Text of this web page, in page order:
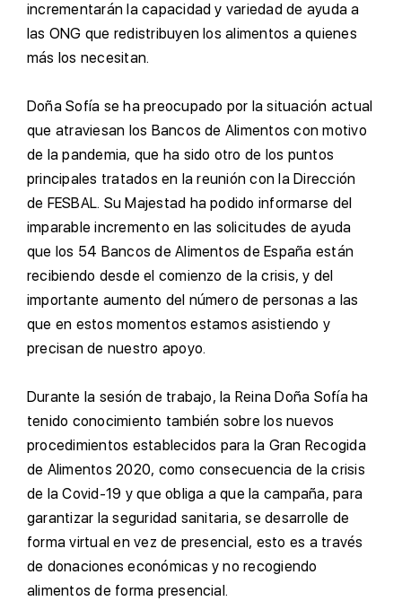
incrementarán la capacidad y variedad de ayuda a
las ONG que redistribuyen los alimentos a quienes
más los necesitan.
Doña Sofía se ha preocupado por la situación actual
que atraviesan los Bancos de Alimentos con motivo
de la pandemia, que ha sido otro de los puntos
principales tratados en la reunión con la Dirección
de FESBAL. Su Majestad ha podido informarse del
imparable incremento en las solicitudes de ayuda
que los 54 Bancos de Alimentos de España están
recibiendo desde el comienzo de la crisis, y del
importante aumento del número de personas a las
que en estos momentos estamos asistiendo y
precisan de nuestro apoyo.
Durante la sesión de trabajo, la Reina Doña Sofía ha
tenido conocimiento también sobre los nuevos
procedimientos establecidos para la Gran Recogida
de Alimentos 2020, como consecuencia de la crisis
de la Covid-19 y que obliga a que la campaña, para
garantizar la seguridad sanitaria, se desarrolle de
forma virtual en vez de presencial, esto es a través
de donaciones económicas y no recogiendo
alimentos de forma presencial.